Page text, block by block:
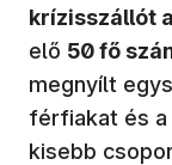
krízisszállót
elő 50 fő
megnyílt
férfiakat és a
kisebb